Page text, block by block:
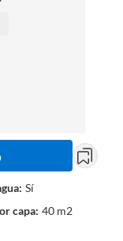
: Sí
capa: 40 m2